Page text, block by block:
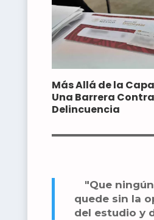
Más Allá de la
Una Barrera
Delincuencia
"Que
quede sin la
del estudio y